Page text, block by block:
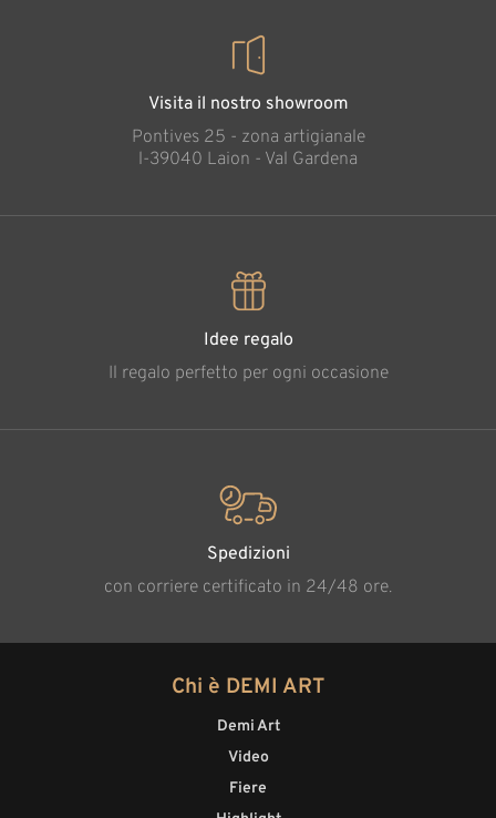
Visita il nostro showroom
Pontives 25 - zona artigianale
l-39040 Laion - Val Gardena
Idee regalo
Il regalo perfetto per ogni occasione
Spedizioni
con corriere certificato in 24/48 ore.
Chi è DEMI ART
Demi Art
Video
Fiere